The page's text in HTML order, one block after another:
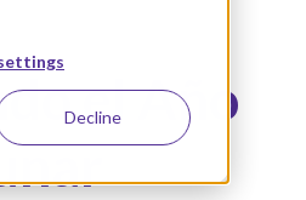
Decline
el Año